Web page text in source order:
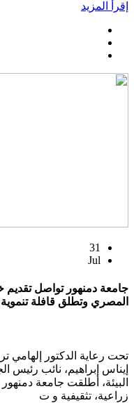
إقرأ المزيد
31
Jul
جامعة دمنهور تواصل تقديم
المصري وتطلق قافلة
تحت رعاية الدكتور إلهامي
إيناس إبراهيم، نائب رئيس
البيئة، أطلقت جامعة
زراعية، تثقيفية و ت